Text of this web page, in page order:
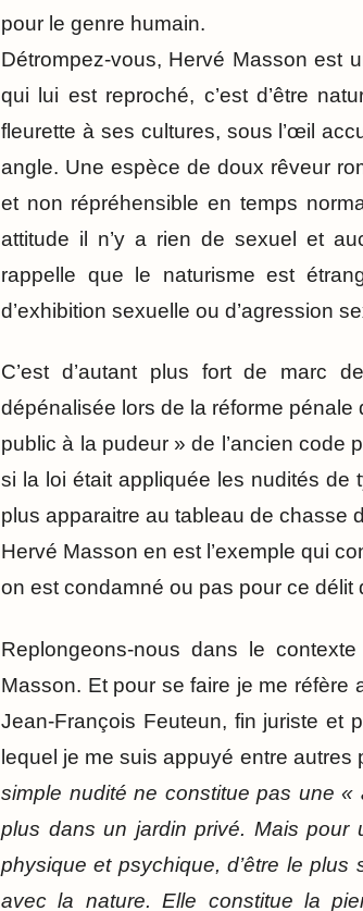
pour le genre humain.
Détrompez-vous, Hervé Masson est
qui lui est reproché, c’est d’être
fleurette à ses cultures, sous l’œil
angle. Une espèce de doux rêveur
et non répréhensible en temps
attitude il n’y a rien de sexuel et
rappelle que le naturisme est
d’exhibition sexuelle ou d’agression
C’est d’autant plus fort de marc
dépénalisée lors de la réforme pénale
public à la pudeur » de l’ancien code
si la loi était appliquée les nudités de
plus apparaitre au tableau de chasse
Hervé Masson en est l’exemple qui
on est condamné ou pas pour ce délit
Replongeons-nous dans le
Masson. Et pour se faire je me réfère
Jean-François Feuteun, fin juriste et
lequel je me suis appuyé entre
simple nudité ne constitue pas une «
plus dans un jardin privé. Mais pour
physique et psychique, d’être le
avec la nature. Elle constitue la